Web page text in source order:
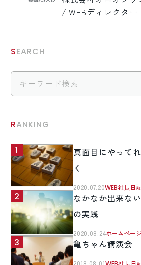
/ WEBディレクター
SEARCH
RANKING
真面目にやってれ
く
2020.07.20WEB社長日記
なかなか出来ない
の実践
2020.08.24ホームペー
亀ちゃん講演会
2018.08.01WEB社長日